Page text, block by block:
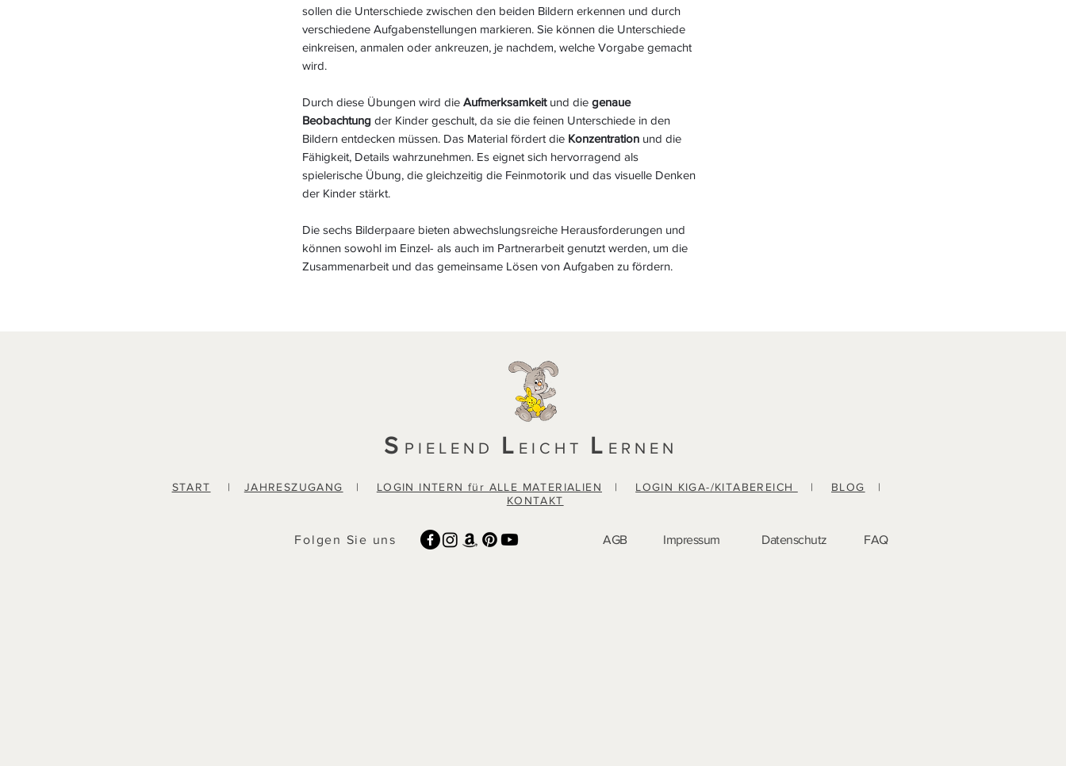
sollen die Unterschiede zwischen den beiden Bildern erkennen und durch
verschiedene Aufgabenstellungen markieren. Sie können die Unterschiede
einkreisen, anmalen oder ankreuzen, je nachdem, welche Vorgabe gemacht
wird.
Durch diese Übungen wird die Aufmerksamkeitund die genaue
Beobachtung der Kinder geschult, da sie die feinen Unterschiede in den
Bildern entdecken müssen. Das Material fördert die Konzentration und die
Fähigkeit, Details wahrzunehmen. Es eignet sich hervorragend als
spielerische Übung, die gleichzeitig die Feinmotorik und das visuelle Denken
der Kinder stärkt.
Die sechs Bilderpaare bieten abwechslungsreiche Herausforderungen und
können sowohl im Einzel- als auch im Partnerarbeit genutzt werden, um die
Zusammenarbeit und das gemeinsame Lösen von Aufgaben zu fördern.
S PIELEND L EICHT L ERNEN
START | JAHRESZUGANG | LOGIN INTERN für ALLE MATERIALIEN | LOGIN KIGA-/KITABEREICH | BLOG
|
KONTAKT
Folgen Sie uns AGB Impressum Datenschutz FAQ